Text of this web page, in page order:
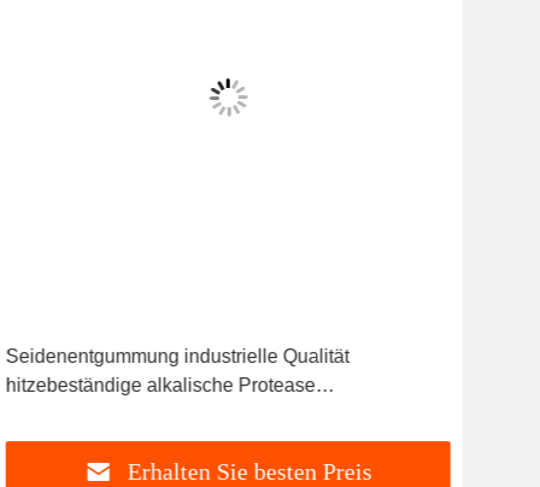
Seidenentgummung industrielle Qualität
hitzebeständige alkalische Protease
Anwendungen
Erhalten Sie besten Preis